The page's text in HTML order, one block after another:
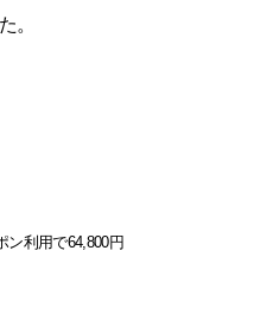
。
利用で64,800円